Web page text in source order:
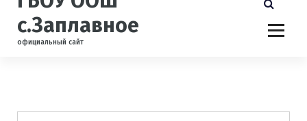
с.Заплавное
официальный сайт